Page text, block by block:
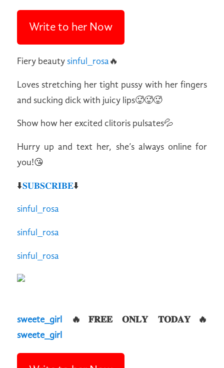
Write to her Now
Fiery beauty sinful_rosa🔥
Loves stretching her tight pussy with her fingers
and sucking dick with juicy lips🥵🥵🥵
Show how her excited clitoris pulsates💦
Hurry up and text her, she’s always online for
you!😘
⬇️𝐒𝐔𝐁𝐒𝐂𝐑𝐈𝐁𝐄⬇️
sinful_rosa
sinful_rosa
sinful_rosa
sweete_girl
🔥𝐅𝐑𝐄𝐄 𝐎𝐍𝐋𝐘 𝐓𝐎𝐃𝐀𝐘🔥
sweete_girl